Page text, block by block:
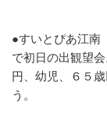
●すいとぴあ江南
で初日の出観望
円、幼児、６５
う。